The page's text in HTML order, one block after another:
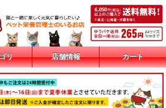
リ 店舗情報 カート